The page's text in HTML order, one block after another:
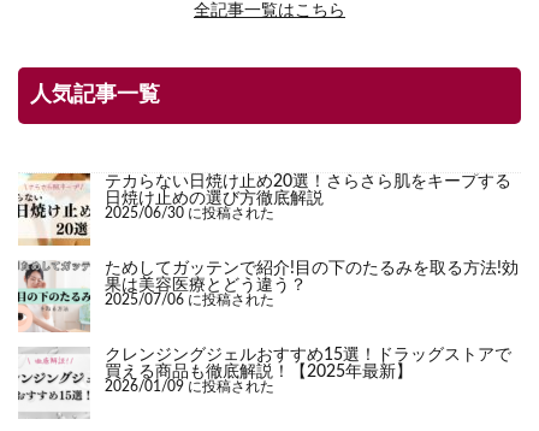
全記事一覧はこちら
人気記事一覧
テカらない日焼け止め20選！さらさら肌をキープする
日焼け止めの選び方徹底解説
2025/06/30 に投稿された
ためしてガッテンで紹介!目の下のたるみを取る方法!効
果は美容医療とどう違う？
2025/07/06 に投稿された
クレンジングジェルおすすめ15選！ドラッグストアで
買える商品も徹底解説！【2025年最新】
2026/01/09 に投稿された